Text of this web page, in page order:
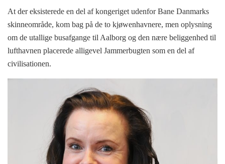
At der eksisterede en del af kongeriget udenfor Bane Danmarks
skinneområde, kom bag på de to kjøwenhavnere, men oplysning
om de utallige busafgange til Aalborg og den nære beliggenhed til
lufthavnen placerede alligevel Jammerbugten som en del af
civilisationen.